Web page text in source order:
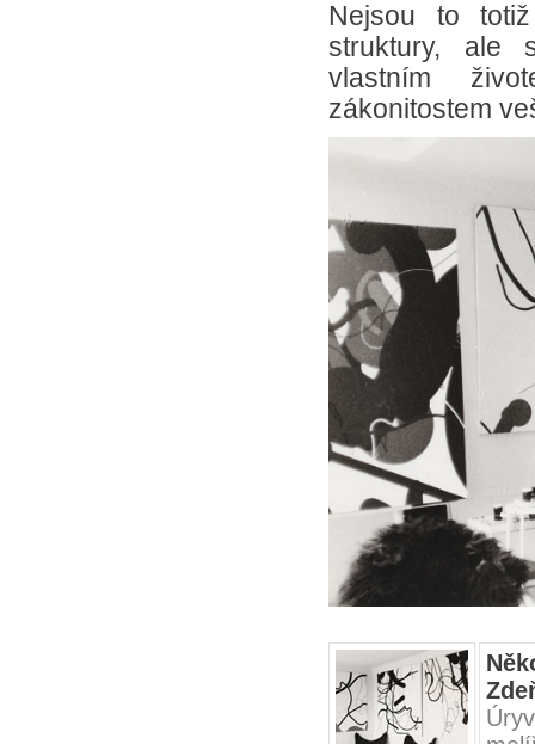
Nejsou to
struktury, ale
vlastním
zákonitostem